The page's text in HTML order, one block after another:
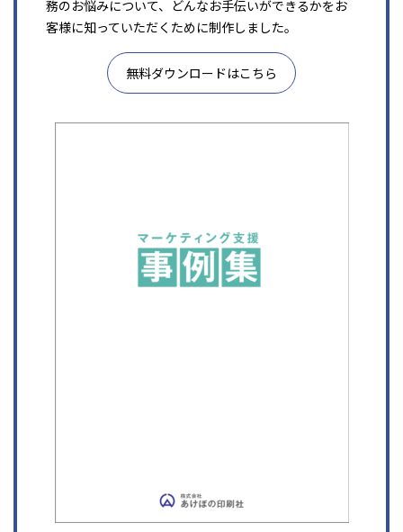
務のお悩みについて、どんなお手伝いができるかをお
客様に知っていただくために制作しました。
無料ダウンロードはこちら